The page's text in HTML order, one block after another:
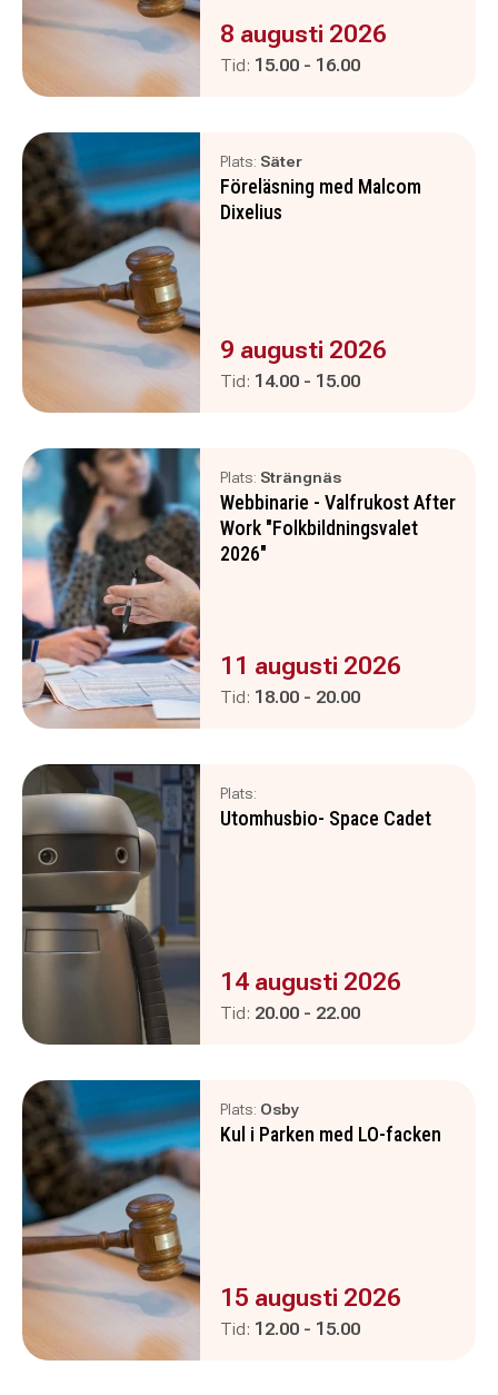
Evenemanget är :
8 augusti 2026
Tid: Pågår mellan
15.00 - och
16.00
Plats: Säter
Föreläsning med Malcom
Dixelius
Evenemanget är :
9 augusti 2026
Tid: Pågår mellan
14.00 - och
15.00
Plats: Strängnäs
Webbinarie - Valfrukost After
Work "Folkbildningsvalet
2026"
Evenemanget är :
11 augusti 2026
Tid: Pågår mellan
18.00 - och
20.00
Plats:
Utomhusbio- Space Cadet
Evenemanget är :
14 augusti 2026
Tid: Pågår mellan
20.00 - och
22.00
Plats: Osby
Kul i Parken med LO-facken
Evenemanget är :
15 augusti 2026
Tid: Pågår mellan
12.00 - och
15.00